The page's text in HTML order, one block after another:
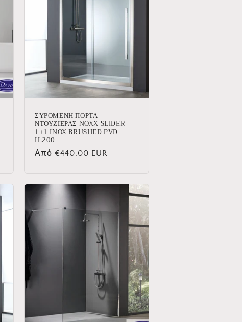
ΣΥΡΟΜΕΝΗ ΠΟΡΤΑ
ΝΤΟΥΖΙΕΡΑΣ NOXX SLIDER
1+1 INOX BRUSHED PVD
H.200
Κανονική
Από €440,00 EUR